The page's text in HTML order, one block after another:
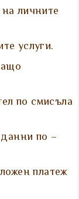
личните
услуги.
по смисъла
по –
платеж